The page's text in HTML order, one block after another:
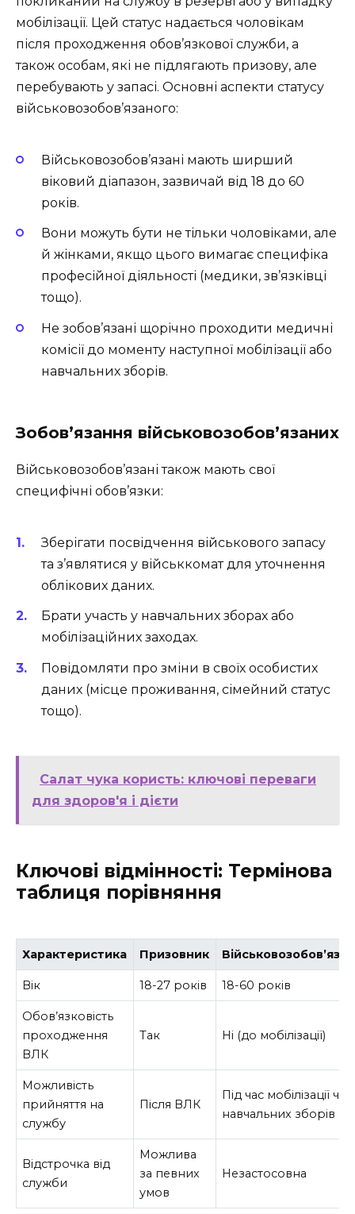
мобілізації. Цей статус надається чоловікам
після проходження обов’язкової служби, а
також особам, які не підлягають призову, але
перебувають у запасі. Основні аспекти статусу
військовозобов’язаного:
Військовозобов’язані мають ширший
віковий діапазон, зазвичай від 18 до 60
років.
Вони можуть бути не тільки чоловіками, але
й жінками, якщо цього вимагає специфіка
професійної діяльності (медики, зв’язківці
тощо).
Не зобов’язані щорічно проходити медичні
комісії до моменту наступної мобілізації або
навчальних зборів.
Зобов’язання військовозобов’язаних
Військовозобов’язані також мають свої
специфічні обов’язки:
Зберігати посвідчення військового запасу
та з’являтися у військкомат для уточнення
облікових даних.
Брати участь у навчальних зборах або
мобілізаційних заходах.
Повідомляти про зміни в своїх особистих
даних (місце проживання, сімейний статус
тощо).
Салат чука користь: ключові переваги
для здоров'я і дієти
Ключові відмінності: Термінова
таблиця порівняння
Характеристика Призовник
Вік 18-27 років 18-60 років
Обов’язковість
проходження
ВЛК
Так Ні (до мобілізації)
Можливість
прийняття на
службу
Після ВЛК
Під час мобілізації чи
навчальних зборів
Відстрочка від
служби
Можлива
за певних
умов
Незастосовна